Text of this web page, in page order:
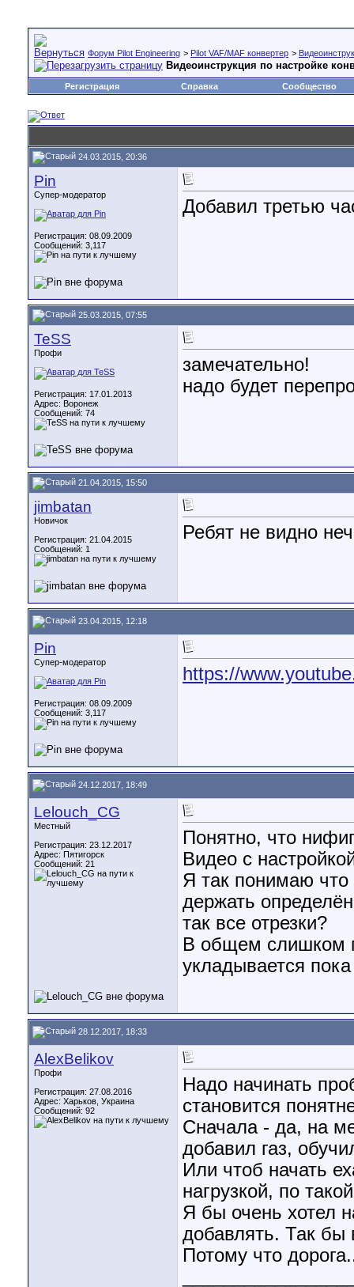
Форум Pilot Engineering > Pilot VAF/MAF конвертер >
Видеоинструкция по настройке
Регистрация Справка Сообщество
24.03.2015, 20:36
Pin
Супер-модератор
Регистрация: 08.09.2009
Сообщений: 3,117
Добавил третью
25.03.2015, 07:55
TeSS
Профи
Регистрация: 17.01.2013
Адрес: Воронеж
Сообщений: 74
замечательно!
надо будет
21.04.2015, 15:50
jimbatan
Новичок
Регистрация: 21.04.2015
Сообщений: 1
Ребят не видно
23.04.2015, 12:18
Pin
Супер-модератор
Регистрация: 08.09.2009
Сообщений: 3,117
https://
24.12.2017, 18:49
Lelouch_CG
Местный
Регистрация: 23.12.2017
Адрес: Пятигорск
Сообщений: 21
Понятно, что
Видео с
Я так понимаю что
держать
так все отрезки?
В общем слишком
укладывается
28.12.2017, 18:33
AlexBelikov
Профи
Регистрация: 27.08.2016
Адрес: Харьков, Украина
Сообщений: 92
Надо начинать
становится
Сначала - да, на
добавил газ,
Или чтоб начать
нагрузкой, по
Я бы очень хотел
добавлять. Так бы
Потому что